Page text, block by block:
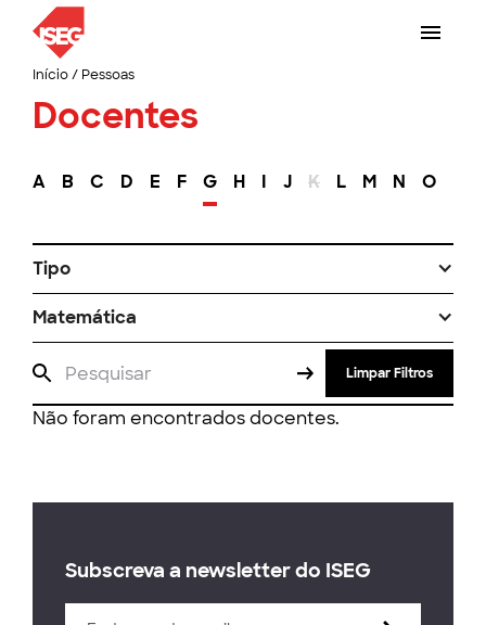
Início/ Pessoas
Docentes
A B C D E F G H I J K L M N O
Tipo
Matemática
Limpar Filtros
Não foram encontrados docentes.
Subscreva a newsletter do ISEG